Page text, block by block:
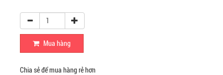
Mua hàng
Chia sẻ để mua hàng rẻ hơn